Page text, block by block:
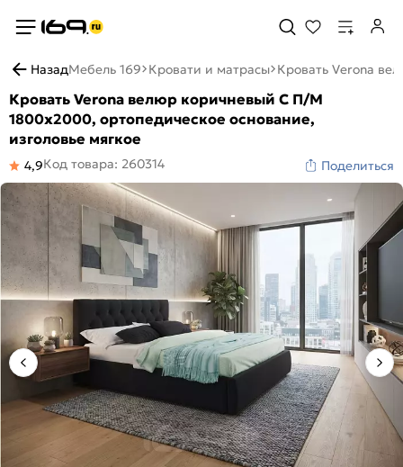
НазадМебель 169 Кровати и матрасы Кровать Verona
Кровать Verona велюр коричневый С П/М
1800x2000, ортопедическое основание,
изголовье мягкое
4,9Код товара: 260314 Поделиться